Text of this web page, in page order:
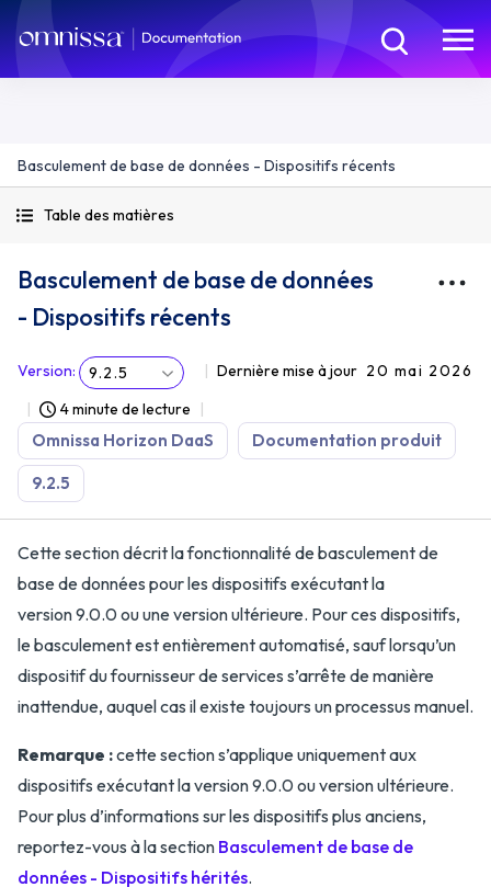
Basculement de base de données - Dispositifs récents
Table des matières
Basculement de base de données
- Dispositifs récents
Version: 9.2.5 Dernière mise à jour 20 mai 2026
4 minute de lecture
Omnissa Horizon DaaS Documentation produit
9.2.5
Cette section décrit la fonctionnalité de basculement de
base de données pour les dispositifs exécutant la
version 9.0.0 ou une version ultérieure. Pour ces dispositifs,
le basculement est entièrement automatisé, sauf lorsqu’un
dispositif du fournisseur de services s’arrête de manière
inattendue, auquel cas il existe toujours un processus manuel.
Remarque :cette section s’applique uniquement aux
dispositifs exécutant la version 9.0.0 ou version ultérieure.
Pour plus d’informations sur les dispositifs plus anciens,
reportez-vous à la section Basculement de base de
données - Dispositifs hérités.